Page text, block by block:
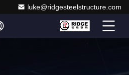
luke@ridgesteelstructure.com